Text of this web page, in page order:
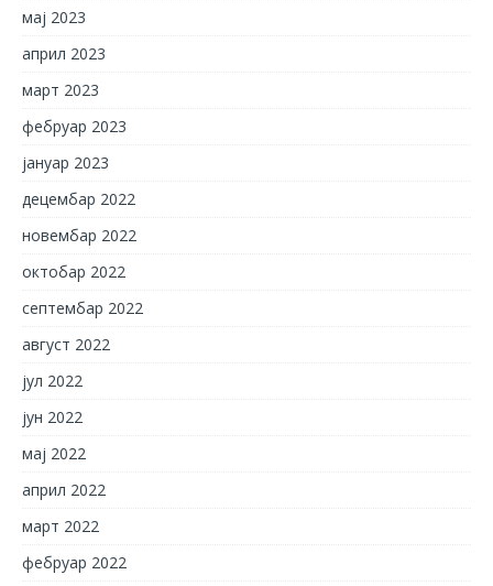
мај 2023
април 2023
март 2023
фебруар 2023
јануар 2023
децембар 2022
новембар 2022
октобар 2022
септембар 2022
август 2022
јул 2022
јун 2022
мај 2022
април 2022
март 2022
фебруар 2022